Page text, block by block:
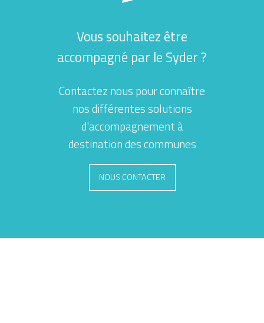
Vous souhaitez être
accompagné par le Syder ?
Contactez nous pour connaître
nos différentes solutions
d'accompagnement à
destination des communes
NOUS CONTACTER